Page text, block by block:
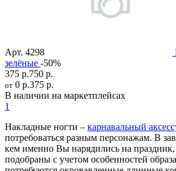
Арт. 4298
зелёные -50%
375 р.750 р.
от 0 р.375 р.
В наличии на маркетплейсах
1
Накладные ногти – карнавальный
потребоваться разным персонажам. В
кем именно Вы нарядились на
подобраны с учетом особенностей